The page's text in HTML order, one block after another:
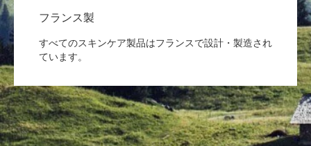
フランス製
すべてのスキンケア製品はフランスで設計・製造され
ています。